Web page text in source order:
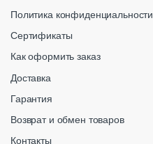
Политика конфиденциальности
Сертификаты
Как оформить заказ
Доставка
Гарантия
Возврат и обмен товаров
Контакты